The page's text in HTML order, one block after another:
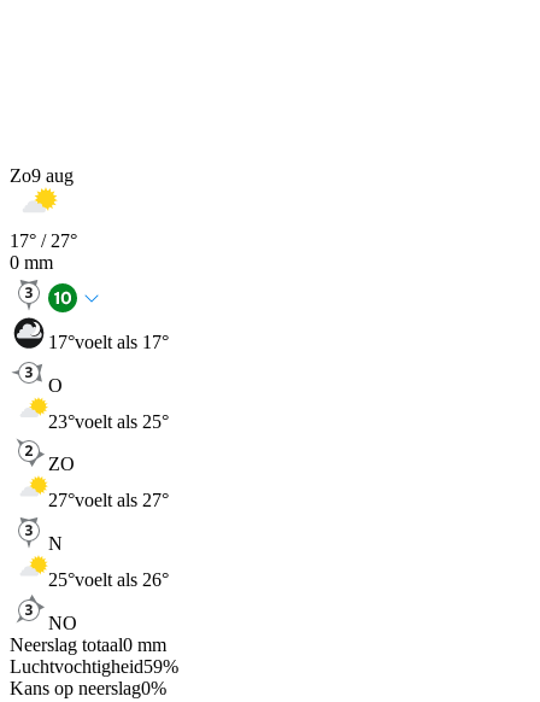
Zo9 aug
17° / 27°
0 mm
17°voelt als 17°
O
23°voelt als 25°
ZO
27°voelt als 27°
N
25°voelt als 26°
NO
Neerslag totaal0 mm
Luchtvochtigheid59%
Kans op neerslag0%